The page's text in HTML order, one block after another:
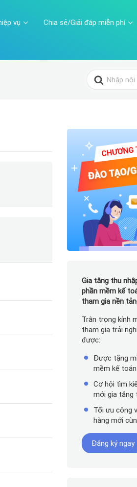
vụ
Chia sẻ/Giải đáp miễn phí
Search
for:
Gia tăng thu
phần mềm kế
tham gia nền
Trân trọng kính
tham gia trải
được:
Được tặng
mềm kế
Cơ hội tìm
mới gia tăng
Tối ưu công
hàng mới
Đăng ký ngay